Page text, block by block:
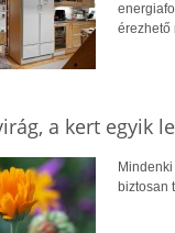
érezhető
a kert egyik
biztosan